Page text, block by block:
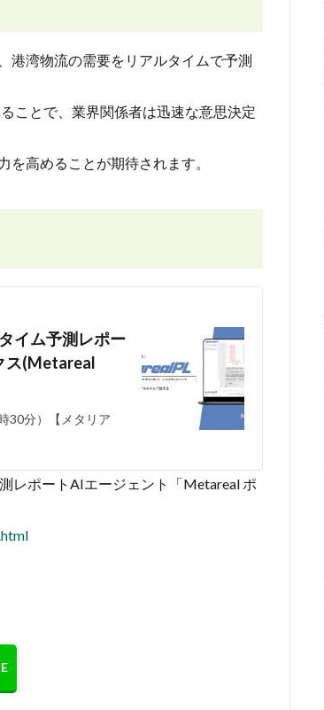
港湾物流の需要をリアルタイムで予測
ことで、業界関係者は迅速な意思決定
を高めることが期待されます。
イム予測レポー
ス(Metareal
30分）【メタリア
レポートAIエージェント「Metareal ポ